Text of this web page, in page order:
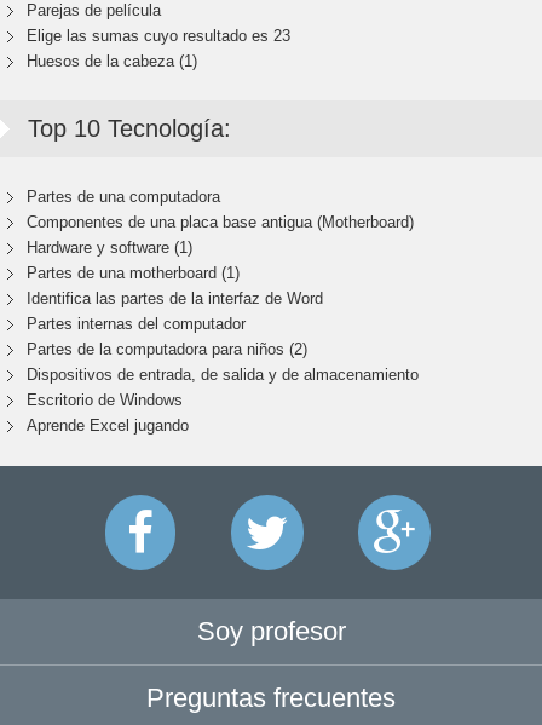
Parejas de película
Elige las sumas cuyo resultado es 23
Huesos de la cabeza (1)
Top 10 Tecnología:
Partes de una computadora
Componentes de una placa base antigua (Motherboard)
Hardware y software (1)
Partes de una motherboard (1)
Identifica las partes de la interfaz de Word
Partes internas del computador
Partes de la computadora para niños (2)
Dispositivos de entrada, de salida y de almacenamiento
Escritorio de Windows
Aprende Excel jugando
Soy profesor
Preguntas frecuentes